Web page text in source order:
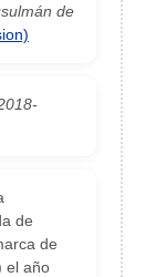
de
de
de
el año